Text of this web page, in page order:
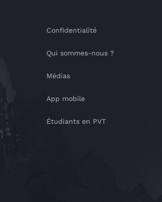
Confidentialité
Qui sommes-nous ?
Médias
App mobile
Étudiants en PVT